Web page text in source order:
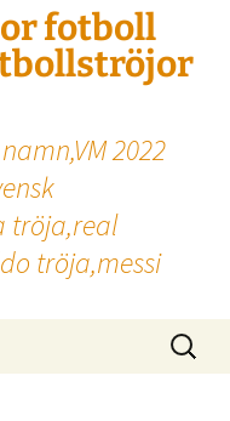
fotboll
2022
tröja,real
tröja,messi
Sök
efter: